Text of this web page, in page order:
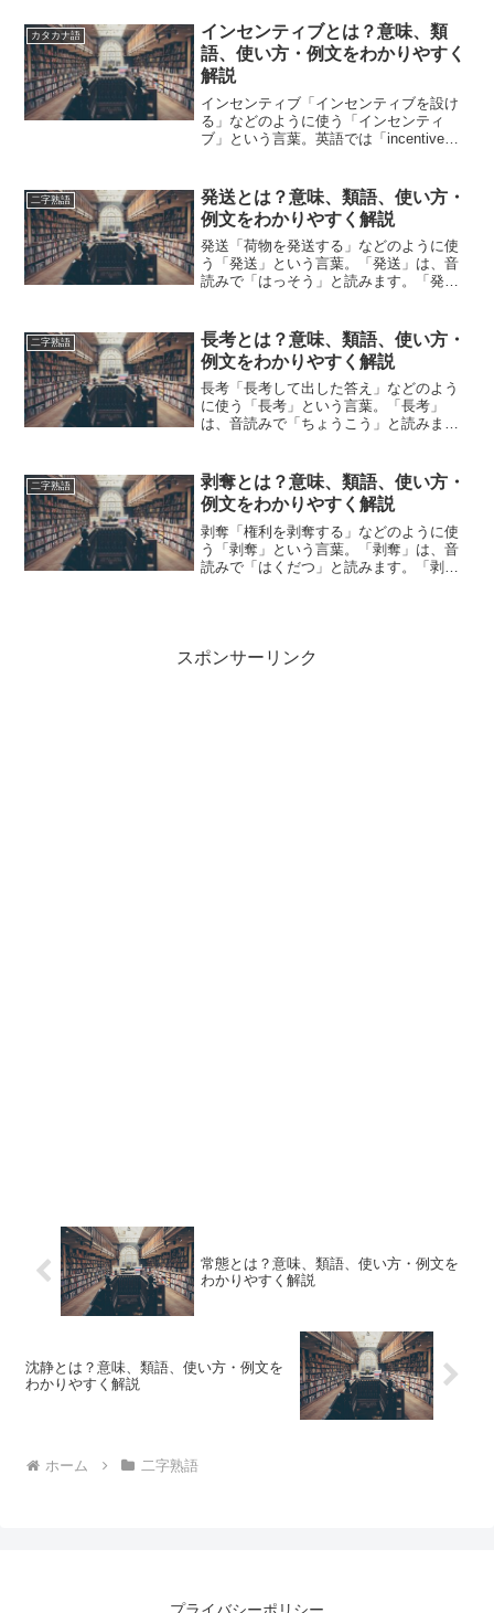
い方や類語について、小説などの用例を
紹介して、わかりやすく解説...
カタカナ語
インセンティブとは？意味、類
語、使い方・例文をわかりやすく
解説
インセンティブ「インセンティブを設け
る」などのように使う「インセンティ
ブ」という言葉。英語では「incentive」
この記事では「インセンティブ」の意味
や使い方や類語につ...
二字熟語
発送とは？意味、類語、使い方・
例文をわかりやすく解説
発送「荷物を発送する」などのように使
う「発送」という言葉。「発送」は、音
読みで「はっそう」と読みます。「発
い方や類語について、小説などの用例を
紹介しながら、わかりやすく...
二字熟語
長考とは？意味、類語、使い方・
例文をわかりやすく解説
長考「長考して出した答え」などのよう
に使う「長考」という言葉。「長考」
は、音読みで「ちょうこう」と読みま
意味や使い方や類語について、小説など
の用例を紹介して、わかりやす...
二字熟語
剥奪とは？意味、類語、使い方・
例文をわかりやすく解説
剥奪「権利を剥奪する」などのように使
う「剥奪」という言葉。「剥奪」は、音
読みで「はくだつ」と読みます。「剥
スポンサーリンク
常態とは？意味、類語、使い方・例文を
わかりやすく解説
沈静とは？意味、類語、使い方・例文を
わかりやすく解説
ホーム 二字熟語
プライバシーポリシー